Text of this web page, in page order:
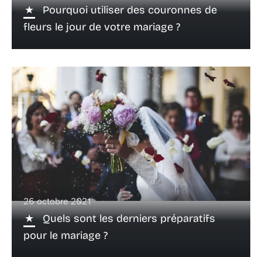
Pourquoi utiliser des couronnes de
fleurs le jour de votre mariage ?
26 octobre 2021
Quels sont les derniers préparatifs
pour le mariage ?